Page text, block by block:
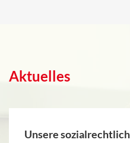
Aktuelles
Unsere